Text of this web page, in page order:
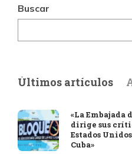
Buscar
Últimos artículos
«La Embajada
dirige sus
Estados
Cuba»